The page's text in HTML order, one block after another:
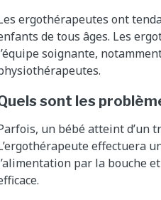
ergothérapeutes ont
de tous âges. Les
soignante,
sont les
un bébé atteint d’un
effectuera
par la bouche